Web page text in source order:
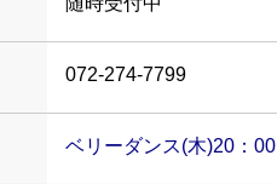
072-274-7799
ベリーダンス(木)20：00